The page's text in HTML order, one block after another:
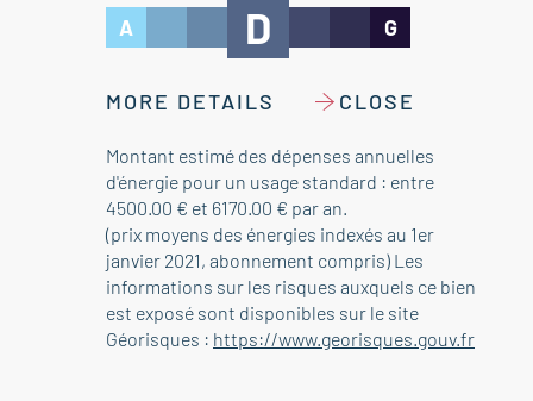
A D G
MORE DETAILS CLOSE
Montant estimé des dépenses annuelles
d'énergie pour un usage standard : entre
4500.00 € et 6170.00 € par an.
(prix moyens des énergies indexés au 1er
janvier 2021, abonnement compris) Les
informations sur les risques auxquels ce bien
est exposé sont disponibles sur le site
Géorisques : https://www.georisques.gouv.fr